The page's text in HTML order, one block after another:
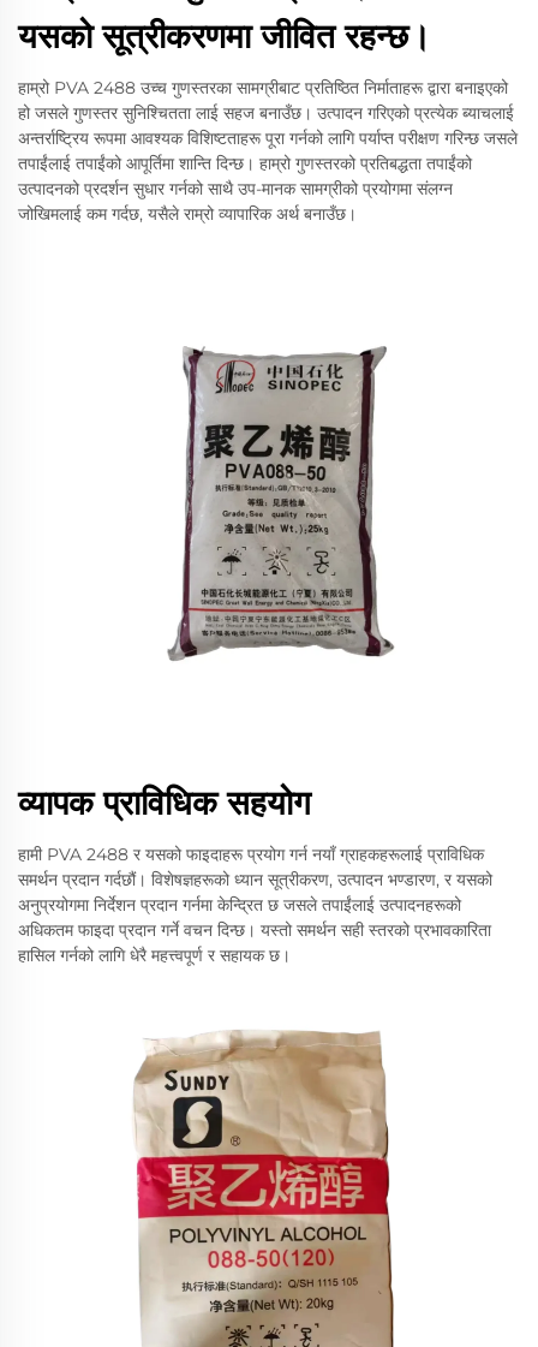
यसको सूत्रीकरणमा जीवित रहन्छ।
हाम्रो PVA 2488 उच्च गुणस्तरका सामग्रीबाट प्रतिष्ठित निर्माताहरू द्वारा बनाइएको
हो जसले गुणस्तर सुनिश्चितता लाई सहज बनाउँछ। उत्पादन गरिएको प्रत्येक ब्याचलाई
अन्तर्राष्ट्रिय रूपमा आवश्यक विशिष्टताहरू पूरा गर्नको लागि पर्याप्त परीक्षण गरिन्छ जसले
तपाईंलाई तपाईंको आपूर्तिमा शान्ति दिन्छ। हाम्रो गुणस्तरको प्रतिबद्धता तपाईंको
उत्पादनको प्रदर्शन सुधार गर्नको साथै उप-मानक सामग्रीको प्रयोगमा संलग्न
जोखिमलाई कम गर्दछ, यसैले राम्रो व्यापारिक अर्थ बनाउँछ।
व्यापक प्राविधिक सहयोग
हामी PVA 2488 र यसको फाइदाहरू प्रयोग गर्न नयाँ ग्राहकहरूलाई प्राविधिक
समर्थन प्रदान गर्दछौं। विशेषज्ञहरूको ध्यान सूत्रीकरण, उत्पादन भण्डारण, र यसको
अनुप्रयोगमा निर्देशन प्रदान गर्नमा केन्द्रित छ जसले तपाईंलाई उत्पादनहरूको
अधिकतम फाइदा प्रदान गर्ने वचन दिन्छ। यस्तो समर्थन सही स्तरको प्रभावकारिता
हासिल गर्नको लागि धेरै महत्त्वपूर्ण र सहायक छ।